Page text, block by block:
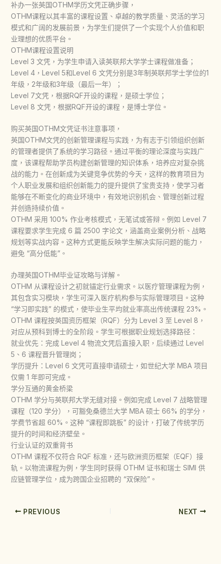
补办一张英国OTHM学历文凭正确步骤，
OTHM课程以其丰富的课程设置、卓越的教学质量、灵活的学习
模式和广阔的发展前景，为学生们提供了一个实现个人价值和职
业理想的优质平台。
OTHM课程设置说明
Level 3 文凭，为学生申请入读英联邦大学学士课程做准备；
Level 4，Level 5和Level 6 文凭分别是3年制英联邦学士学位的1
年级，2年级和3年级（最后一年）；
Level 7文凭，根据RQF开设的课程，是硕士学位；
Level 8 文凭，根据RQF开设的课程，是博士学位。
购买英国OTHM文凭证书注意事项，
英国OTHM文凭的创新管理课程与实践，为有志于引领组织创新
的管理者提供了系统的学习路径。通过平衡的理论深度与实践广
度，该课程帮助学员构建创新管理的知识体系，培养应对复杂挑
战的能力。在创新成为关键竞争优势的今天，这样的教育项目为
个人职业发展和组织创新能力的提升提供了宝贵支持，使学习者
能够在不断变化的商业环境中，有效地识别机会、管理创新过程
并创造持续价值。
OTHM 采用 100% 作业考核模式，无笔试或答辩。例如 Level 7
课程要求学生完成 6 篇 2500 字论文，涵盖商业案例分析、战略
规划等实战内容。这种方式更能反映学生解决实际问题的能力，
避免 “高分低能”。
办理英国OTHM毕业证攻略与详解。
OTHM 从课程设计之初就锚定行业需求。以医疗管理课程为例，
其包含实习模块，学生可深入医疗机构参与实际管理项目。这种
“学习即实践” 的模式，使毕业生平均就业率高出传统课程 23%。
OTHM 课程按英国资历框架（RQF）分为 Level 3 至 Level 8，
对应从预科到博士的全阶段。学生可根据职业规划选择路径：
就业优先：完成 Level 4 物流文凭后直接入职，后续通过 Level
5、6 课程晋升管理岗；
学历提升：Level 6 文凭可直接申请硕士，如世纪大学 MBA 项目
仅需 1 年即可完成。
学分互通的黄金桥梁
OTHM 学分与英联邦大学无缝对接。例如完成 Level 7 战略管理
课程（120 学分），可豁免桑德兰大学 MBA 硕士 66% 的学分，
学费节省超 60%。这种 “课程即跳板” 的设计，打破了传统学历
提升的时间和经济壁垒。
行业认证的双重背书
OTHM 课程不仅符合 RQF 标准，还与欧洲资历框架（EQF）接
轨。以物流课程为例，学生同时获得 OTHM 证书和瑞士 SIMI 供
应链管理学位，成为跨国企业招聘的 “双保险”。
PREVIOUS NEXT